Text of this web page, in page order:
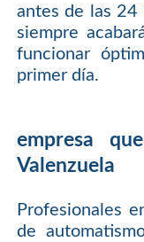
antes de las 24
siempre
funcionar
primer día.
empresa
Valenzuela
Profesionales
de